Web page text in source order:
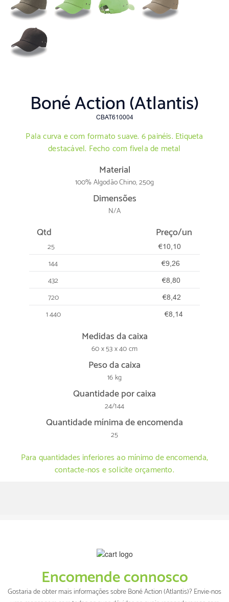
Boné Action (Atlantis)
CBAT610004
Pala curva e com formato suave. 6 painéis. Etiqueta
destacável. Fecho com fivela de metal
Material
100% Algodão Chino, 250g
Dimensões
N/A
Qtd Preço/un
25 €10,10
144 €9,26
432 €8,80
720 €8,42
1 440 €8,14
Medidas da caixa
60 x 53 x 40 cm
Peso da caixa
16 kg
Quantidade por caixa
24/144
Quantidade mínima de encomenda
25
Para quantidades inferiores ao mínimo de encomenda,
contacte-nos e solicite orçamento.
Encomende connosco
Gostaria de obter mais informações sobre Boné Action (Atlantis)? Envie-nos